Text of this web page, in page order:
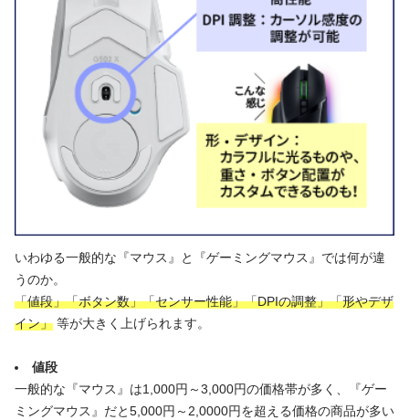
いわゆる一般的な『マウス』と『ゲーミングマウス』では何が違
うのか。
「値段」「ボタン数」「センサー性能」「DPIの調整」「形やデザ
イン」 等が大きく上げられます。
値段
一般的な『マウス』は1,000円～3,000円の価格帯が多く、『ゲー
ミングマウス』だと5,000円～2,0000円を超える価格の商品が多い